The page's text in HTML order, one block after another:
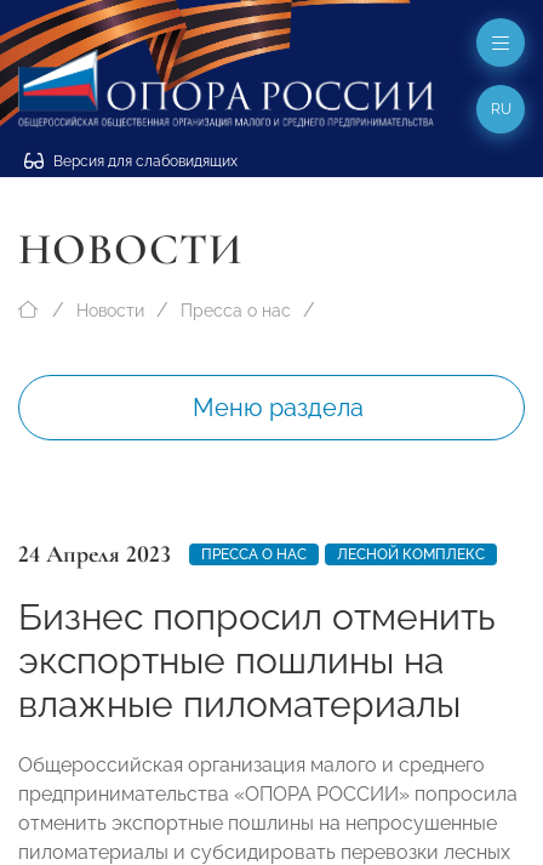
Версия для слабовидящих
RU
НОВОСТИ
Новости Пресса о нас
Меню раздела
24 Апреля 2023 ПРЕССА О НАС ЛЕСНОЙ КОМПЛЕКС
Бизнес попросил отменить
экспортные пошлины на
влажные пиломатериалы
Общероссийская организация малого и среднего
предпринимательства «ОПОРА РОССИИ» попросила
отменить экспортные пошлины на непросушенные
пиломатериалы и субсидировать перевозки лесных